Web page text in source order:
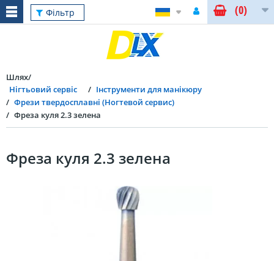
Фільтр (0)
Шлях
Нігтьовий сервіс
Інструменти для манікюру
Фрези твердосплавні (Ногтевой сервис)
Фреза куля 2.3 зелена
Фреза куля 2.3 зелена